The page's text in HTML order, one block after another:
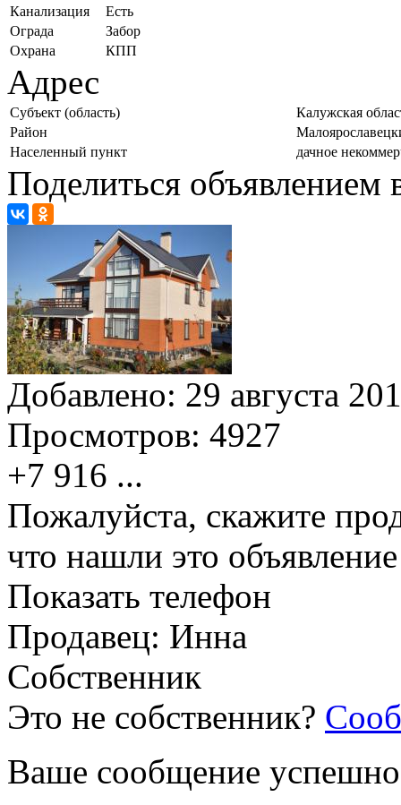
Канализация
Есть
Ограда
Забор
Охрана
КПП
Адрес
Субъект (область)
Калужская
Район
Населенный пункт
дачное
Поделиться объявлением
Добавлено: 29 августа
Просмотров: 4927
+7 916 ...
Пожалуйста, скажите
что нашли это
Показать телефон
Продавец: Инна
Собственник
Это не собственник?
Ваше сообщение успешно